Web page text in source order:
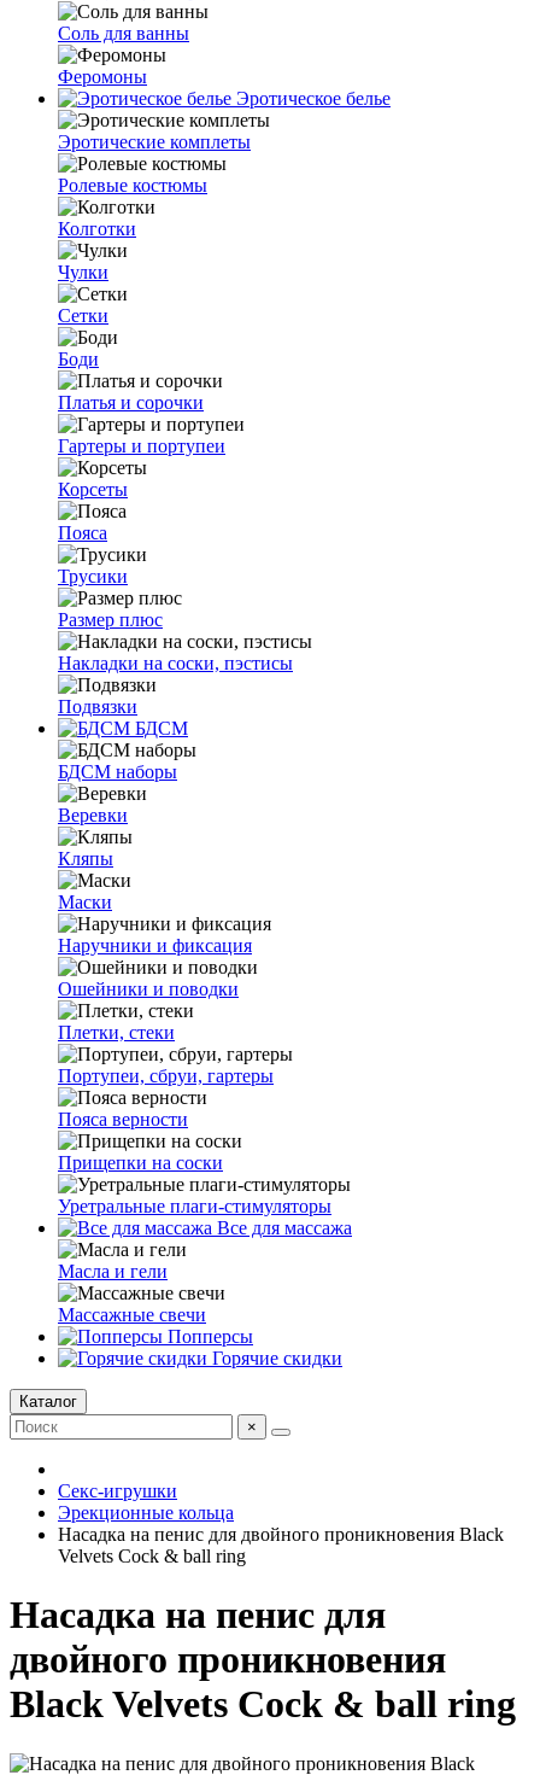
Соль для ванны
Феромоны
Эротическое белье
Эротические комплеты
Ролевые костюмы
Колготки
Чулки
Сетки
Боди
Платья и сорочки
Гартеры и портупеи
Корсеты
Пояса
Трусики
Размер плюс
Накладки на соски, пэстисы
Подвязки
БДСМ
БДСМ наборы
Веревки
Кляпы
Маски
Наручники и фиксация
Ошейники и поводки
Плетки, стеки
Портупеи, сбруи, гартеры
Пояса верности
Прищепки на соски
Уретральные плаги-стимуляторы
Все для массажа
Масла и гели
Массажные свечи
Попперсы
Горячие скидки
Каталог
×
Секс-игрушки
Эрекционные кольца
Насадка на пенис для двойного проникновения Black
Velvets Cock & ball ring
Насадка на пенис для
двойного проникновения
Black Velvets Cock & ball ring